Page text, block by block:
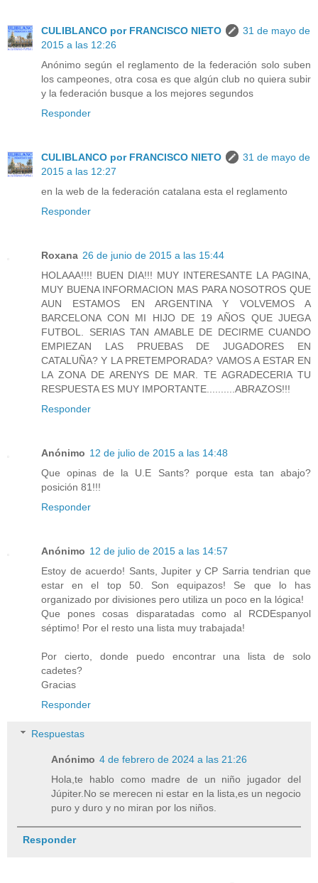
CULIBLANCO por FRANCISCO NIETO
31 de mayo de
2015 a las 12:26
Anónimo según el reglamento de la federación solo suben
los campeones, otra cosa es que algún club no quiera subir
y la federación busque a los mejores segundos
Responder
CULIBLANCO por FRANCISCO NIETO
31 de mayo de
2015 a las 12:27
en la web de la federación catalana esta el reglamento
Responder
Roxana 26 de junio de 2015 a las 15:44
HOLAAA!!!! BUEN DIA!!! MUY INTERESANTE LA PAGINA,
MUY BUENA INFORMACION MAS PARA NOSOTROS QUE
AUN ESTAMOS EN ARGENTINA Y VOLVEMOS A
BARCELONA CON MI HIJO DE 19 AÑOS QUE JUEGA
FUTBOL. SERIAS TAN AMABLE DE DECIRME CUANDO
EMPIEZAN LAS PRUEBAS DE JUGADORES EN
CATALUÑA? Y LA PRETEMPORADA? VAMOS A ESTAR EN
LA ZONA DE ARENYS DE MAR. TE AGRADECERIA TU
RESPUESTA ES MUY IMPORTANTE..........ABRAZOS!!!
Responder
Anónimo 12 de julio de 2015 a las 14:48
Que opinas de la U.E Sants? porque esta tan abajo?
posición 81!!!
Responder
Anónimo 12 de julio de 2015 a las 14:57
Estoy de acuerdo! Sants, Jupiter y CP Sarria tendrian que
estar en el top 50. Son equipazos! Se que lo has
organizado por divisiones pero utiliza un poco en la lógica!
Que pones cosas disparatadas como al RCDEspanyol
séptimo! Por el resto una lista muy trabajada!
Por cierto, donde puedo encontrar una lista de solo
cadetes?
Gracias
Responder
Respuestas
Anónimo 4 de febrero de 2024 a las 21:26
Hola,te hablo como madre de un niño jugador del
Júpiter.No se merecen ni estar en la lista,es un negocio
puro y duro y no miran por los niños.
Responder